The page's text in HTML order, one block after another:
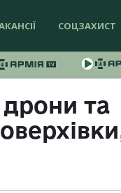
СОЦЗАХИСТ
та